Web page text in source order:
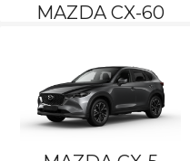
MAZDA CX-60